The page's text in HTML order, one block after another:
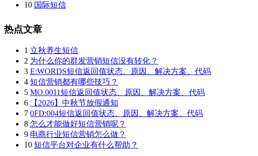
10 国际短信
热点文章
1 立秋养生短信
2 为什么你的群发营销短信没有转化？
3 E:WORDS短信返回值状态、原因、解决方案、代码
4 短信营销都有哪些技巧？
5 MO.0011短信返回值状态、原因、解决方案、代码
6
【2026】中秋节放假通知
7 0FD:004短信返回值状态、原因、解决方案、代码
8 怎么才能做好短信营销呢？
9 电商行业短信营销怎么做？
10 短信平台对企业有什么帮助？